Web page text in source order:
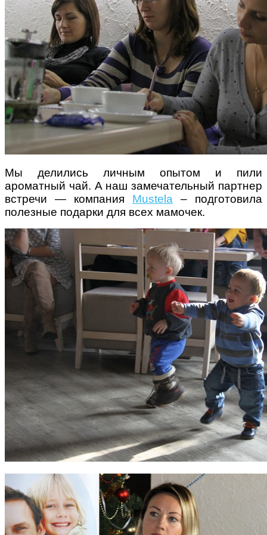
Мы делились личным опытом и пили
ароматный чай. А наш замечательный партнер
встречи — компания Mustela – подготовила
полезные подарки для всех мамочек.